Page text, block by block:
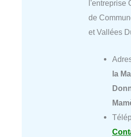
l'entreprise
de
et Vallées
la